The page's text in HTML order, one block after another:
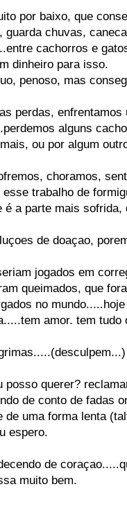
por baixo, que
guarda chuvas,
cachorros e
dinheiro para isso.
penoso, mas
perdas,
alguns
ou por algum
choramos,
esse trabalho de
é a parte mais sofrida,
de doaçao,
jogados em
queimados, que
no
amor. tem tudo
posso querer?
de conto de fadas
de uma forma lenta
espero.
de
muito bem.